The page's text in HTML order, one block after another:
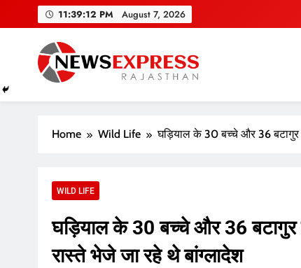
11:39:13 PM August 7, 2026
Home Wild Life घड़ियाल के 30 बच्चे और 36 बटागुर
WILD LIFE
घड़ियाल के 30 बच्चे और 36
रास्ते भेजे जा रहे थे बांग्लादेश